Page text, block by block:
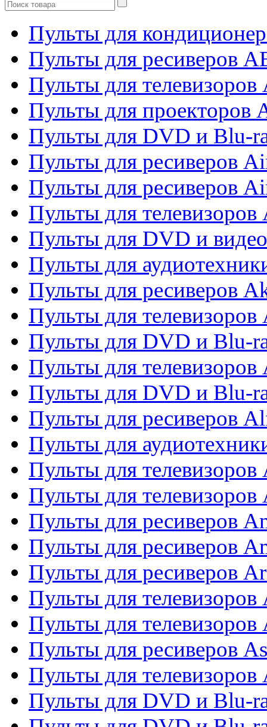
Пульты для
Пульты для ресиверов
Пульты для телевизоров
Пульты для проекторов
Пульты для DVD и Blu-
Пульты для ресиверов
Пульты для ресиверов
Пульты для телевизоров
Пульты для DVD и
Пульты для
Пульты для ресиверов
Пульты для телевизоров
Пульты для DVD и Blu-
Пульты для
Пульты для DVD и Blu-
Пульты для ресиверов
Пульты для
Пульты для
Пульты для
Пульты для ресиверов
Пульты для ресиверов
Пульты для ресиверов
Пульты для
Пульты для телевизоров
Пульты для ресиверов
Пульты для телевизоров
Пульты для DVD и Blu-